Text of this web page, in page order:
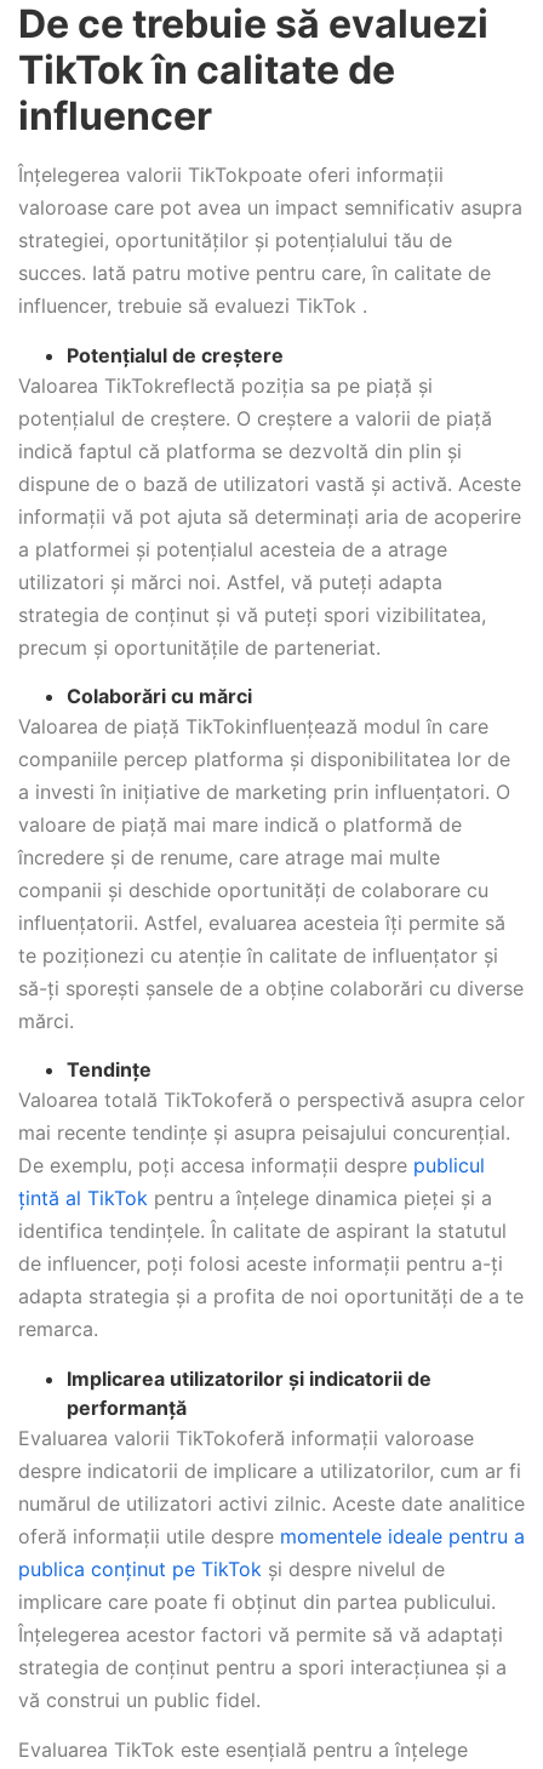
De ce trebuie să evaluezi
TikTok în calitate de
influencer
Înțelegerea valorii TikTokpoate oferi informații
valoroase care pot avea un impact semnificativ asupra
strategiei, oportunităților și potențialului tău de
succes. Iată patru motive pentru care, în calitate de
influencer, trebuie să evaluezi TikTok .
Potențialul de creștere
Valoarea TikTokreflectă poziția sa pe piață și
potențialul de creștere. O creștere a valorii de piață
indică faptul că platforma se dezvoltă din plin și
dispune de o bază de utilizatori vastă și activă. Aceste
informații vă pot ajuta să determinați aria de acoperire
a platformei și potențialul acesteia de a atrage
utilizatori și mărci noi. Astfel, vă puteți adapta
strategia de conținut și vă puteți spori vizibilitatea,
precum și oportunitățile de parteneriat.
Colaborări cu mărci
Valoarea de piață TikTokinfluențează modul în care
companiile percep platforma și disponibilitatea lor de
a investi în inițiative de marketing prin influențatori. O
valoare de piață mai mare indică o platformă de
încredere și de renume, care atrage mai multe
companii și deschide oportunități de colaborare cu
influențatorii. Astfel, evaluarea acesteia îți permite să
te poziționezi cu atenție în calitate de influențator și
să-ți sporești șansele de a obține colaborări cu diverse
mărci.
Tendințe
Valoarea totală TikTokoferă o perspectivă asupra celor
mai recente tendințe și asupra peisajului concurențial.
De exemplu, poți accesa informații despre publicul
țintă al TikTok pentru a înțelege dinamica pieței și a
identifica tendințele. În calitate de aspirant la statutul
de influencer, poți folosi aceste informații pentru a-ți
adapta strategia și a profita de noi oportunități de a te
remarca.
Implicarea utilizatorilor și indicatorii de
performanță
Evaluarea valorii TikTokoferă informații valoroase
despre indicatorii de implicare a utilizatorilor, cum ar fi
numărul de utilizatori activi zilnic. Aceste date analitice
oferă informații utile despre momentele ideale pentru a
publica conținut pe TikTok și despre nivelul de
implicare care poate fi obținut din partea publicului.
Înțelegerea acestor factori vă permite să vă adaptați
strategia de conținut pentru a spori interacțiunea și a
vă construi un public fidel.
Evaluarea TikTok este esențială pentru a înțelege